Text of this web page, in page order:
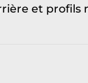
et profils